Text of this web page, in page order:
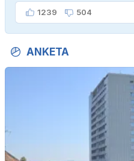
kupiti novega sina, tako
1239 504
ANKETA